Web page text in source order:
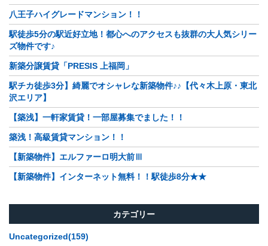
八王子ハイグレードマンション！！
駅徒歩5分の駅近好立地！都心へのアクセスも抜群の大人気シリー
ズ物件です♪
新築分譲賃貸「PRESIS 上福岡」
駅チカ徒歩3分】綺麗でオシャレな新築物件♪♪【代々木上原・東北
沢エリア】
【築浅】一軒家賃貸！一部屋募集でました！！
築浅！高級賃貸マンション！！
【新築物件】エルファーロ明大前Ⅲ
【新築物件】インターネット無料！！駅徒歩8分★★
カテゴリー
Uncategorized(159)